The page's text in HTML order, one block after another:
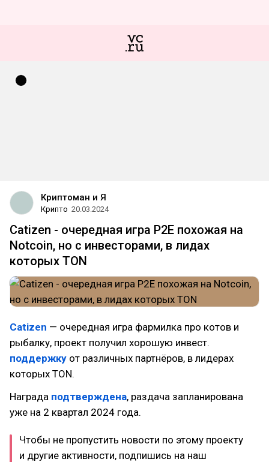
Криптоман и Я
Крипто 20.03.2024
Catizen - очередная игра P2E похожая на
Notcoin, но с инвесторами, в лидах
которых TON
Catizen — очередная игра фармилка про котов и
рыбалку, проект получил хорошую инвест.
поддержку от различных партнёров, в лидерах
которых TON.
Награда подтверждена, раздача запланирована
уже на 2 квартал 2024 года.
Чтобы не пропустить новости по этому проекту
и другие активности, подпишись на наш